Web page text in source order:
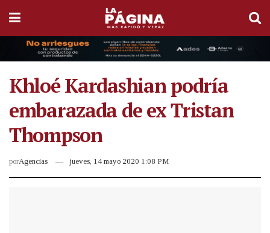
Khloé Kardashian podría
embarazada de ex Tristan
Thompson
porAgencias jueves, 14 mayo 2020 1:08 PM